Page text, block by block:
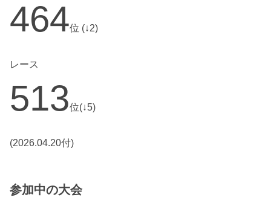
464位 (↓2)
レース
513位(↓5)
(2026.04.20付)
参加中の大会